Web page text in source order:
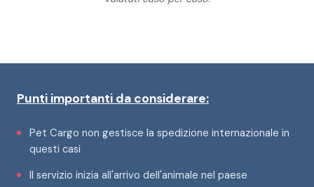
Punti importanti da considerare:
Pet Cargo non gestisce la spedizione internazionale in
questi casi
Il servizio inizia all'arrivo dell'animale nel paese